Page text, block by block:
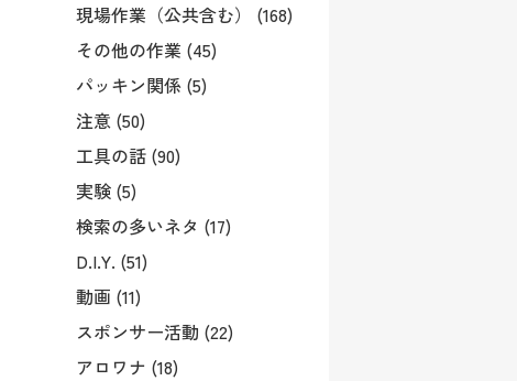
現場作業（公共含む） (168)
その他の作業 (45)
パッキン関係 (5)
注意 (50)
工具の話 (90)
実験 (5)
検索の多いネタ (17)
D.I.Y. (51)
動画 (11)
スポンサー活動 (22)
アロワナ (18)